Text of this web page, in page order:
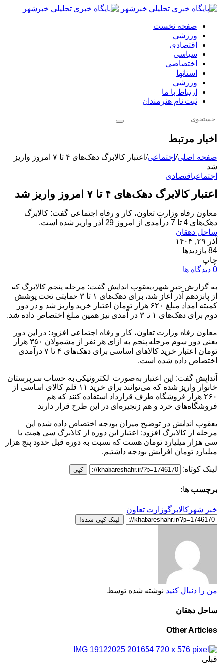
صفحه نخست
ورزشی
اقتصادی
سیاسی
اختصاصی
استانها
ورزشی
ارتباط با ما
ثبت نام هنرمندان
اخبار مرتبط
صفحه اصلی/اجتماعی/
اعتبار کالابرگ دهک‌های ۴ تا ۷ امروز واریز
شد
اجتماعیاقتصادی
اعتبار کالابرگ دهک‌های ۴ تا ۷ امروز واریز شد
معاون رفاه وزارت تعاون، کار و رفاه اجتماعی گفت: کالابرگ
دهک‌های 4 تا 7 درآمدی از امروز 29 آذر واریز شده است. ­
ساحل دهقان
آذر ۲۹, ۱۴۰۴
84 بازدیدها
چاپ
0 دیدگاه ها
به گزارش خبر شهر،یعقوب اندایش گفت: مرحله پنجم کالابرگ که
از پانزدهم آذر آغاز شد، برای دهک‌های ۱ تا ۳ حمایتی تحت پوشش
کمیته امداد مبلغ ۶۲۰ هزار تومان اعتبار خرید واریز شد و در دور
دوم برای دهک‌های ۱ تا ۳ در آمدی نیز همین مبلغ اختصاص داده ­شد.
­معاون رفاه وزارت تعاون، کار و رفاه اجتماعی افزود: در این دور
یعنی دور سوم مرحله پنجم ­به ازای هر نفر از مشمولان ۳۵۰ هزار
تومان اعتبار خرید کالا‌های اساسی برای دهک‌های ۴ تا ۷ درآمدی
اختصاص داده شده است. ­
اَندایِش­ گفت: این اعتبار به‌صورت الکترونیکی به حساب سرپرستان
خانوار واریز شده که می‌توانند برای خرید ۱۱ قلم کالای اساسی از
۲۶۰ هزار فروشگاه طرف قرارداد استفاده کنند که هم
فروشگاه‌های خرد و هم زنجیره‌ای در این طرح قرار دارند. ­
یعقوب اندایش در توضیح میزان بودجه اختصاص داده شده این
مرحله از کالابرگ افزود: اعتبار این دوره از کالابرگ سی همت یا
سی هزار میلیارد تومان هست که نسبت به دوره قبل حدود پنج هزار
میلیارد تومان افزایش بودجه داشتیم.
لینک کوتاه: کپی
برچسب ها:
خبر شهر کالابرگوزارت تعاون
لینک کپی شده!
من را دنبال کنید نوشته شده توسط
ساحل دهقان
Other Articles
قبلی